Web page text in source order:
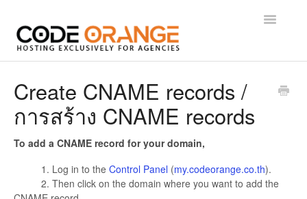
Toggle
WordPress
Control Panel
Email
Create CNAME records /
การสร้าง CNAME records
To add a CNAME record for your domain,
1. Log in to the Control Panel (my.codeorange.co.th).
2. Then click on the domain where you want to add the